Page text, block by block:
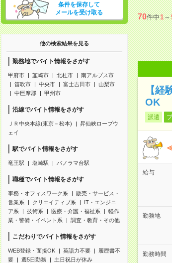
条件を保存して
メールを受け取る
他の検索結果を見る
勤務地でバイト情報をさがす
甲府市 韮崎市 北杜市
南アルプス市
笛吹市
中央市 富士吉田市
山梨市
中巨摩郡
甲州市
沿線でバイト情報をさがす
ＪＲ中央本線(東京－松本)
昇仙峡ロープウ
ェイ
駅でバイト情報をさがす
竜王駅 塩崎駅 パノラマ台駅
職種でバイト情報をさがす
事務・オフィスワーク系
販売・サービス・
営業系
クリエイティブ系
IT・エンジニ
ア系
技術系 医療・介護・福祉系
軽作
業・警備・イベント系
調査・教育・その他
こだわりでバイト情報をさがす
WEB登録・面接OK 英語力不要
履歴書不
要
週5日勤務 土日祝日が休み
70件中1～
【
OK
派遣
給与
勤務地
勤務時間